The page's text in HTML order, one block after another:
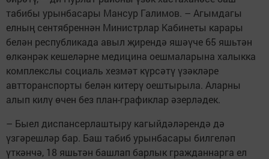
табибы урынбасары Мансур Галимов. – Агымдагы
елның сентябреннән Министрлар Кабинеты карары
белән республикада авыл җирендә яшәүче 65 яшьтән
өлкәнрәк кешеләрне медицина оешмаларына халыкка
комплекслы социаль хезмәт күрсәтү үзәкләре
автторанспорты белән китерү оештырыла. Аларны
алып килү өчен без план-графиклар әзерләдек.
– Быел диспансерлаштыру кагыйдәләрендә дә
үзгәрешләр бар. Баш табиб урынбасары билгеләп
үткәнчә, 18 яшьтән башлап барлык гражданнарга ел